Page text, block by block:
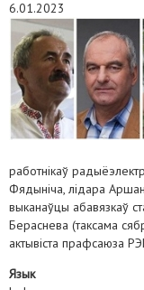
6.01.2023
работнікаў
Фядыніча, лідара
выканаўцы абавязкаў
Бераснева (таксама
актывіста прафсаюза
Язык